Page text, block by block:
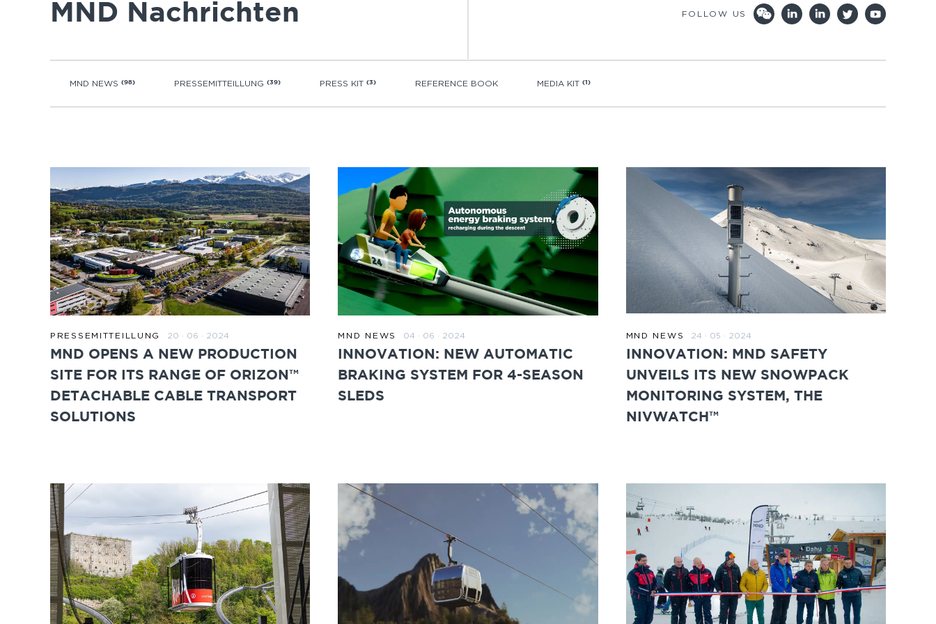
MND Nachrichten FOLLOW US
MND NEWS (98) PRESSEMITTEILLUNG (39) PRESS KIT (3) REFERENCE BOOK MEDIA KIT (1)
ZUM BEITRAG
PRESSEMITTEILLUNG 20 · 06 · 2024
MND OPENS A NEW PRODUCTION
SITE FOR ITS RANGE OF ORIZON™
DETACHABLE CABLE TRANSPORT
SOLUTIONS
ZUM BEITRAG
MND NEWS 04 · 06 · 2024
INNOVATION: NEW AUTOMATIC
BRAKING SYSTEM FOR 4-SEASON
SLEDS
ZUM BEITRAG
MND NEWS 24 · 05 · 2024
INNOVATION: MND SAFETY
UNVEILS ITS NEW SNOWPACK
MONITORING SYSTEM, THE
NIVWATCH™